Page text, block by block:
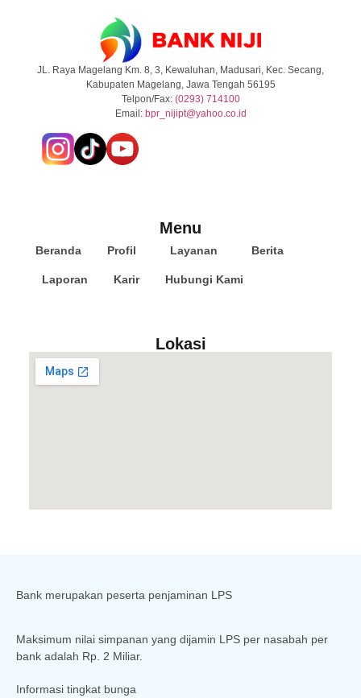
JL. Raya Magelang Km. 8, 3, Kewaluhan, Madusari, Kec. Secang,
Kabupaten Magelang, Jawa Tengah 56195
Telpon/Fax: (0293) 714100
Email: bpr_nijipt@yahoo.co.id
Menu
Beranda Profil Layanan Berita
Laporan Karir Hubungi Kami
Lokasi
Bank merupakan peserta penjaminan LPS
Maksimum nilai simpanan yang dijamin LPS per nasabah per
bank adalah Rp. 2 Miliar.
Informasi tingkat bunga